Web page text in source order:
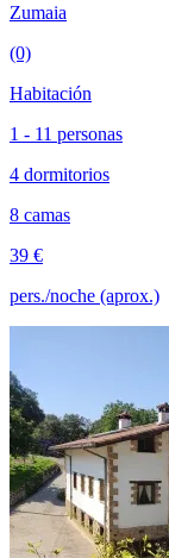
Zumaia
(0)
Habitación
1 - 11 personas
4 dormitorios
8 camas
39 €
pers./noche (aprox.)